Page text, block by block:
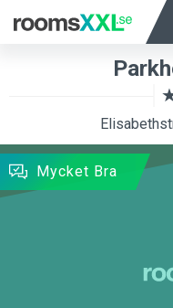
Mycket Bra